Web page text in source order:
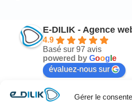
Gérer le
E-DILIK - Agence
4.9
Basé sur 97 avis
powered by Goog e
évaluez-nous sur